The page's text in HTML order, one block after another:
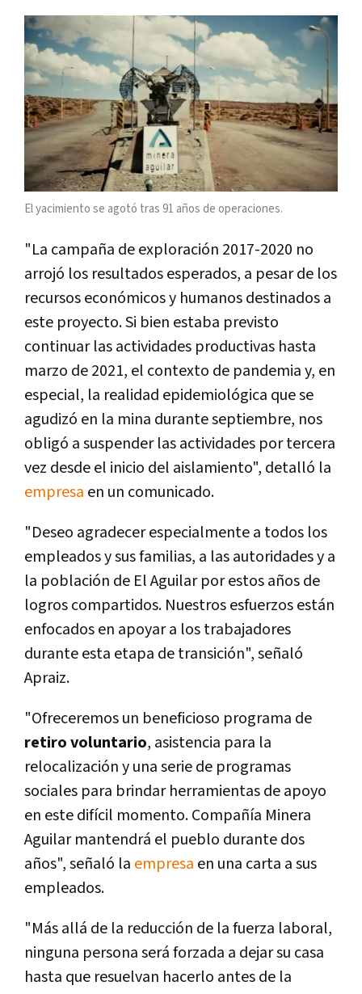
El yacimiento se agotó tras 91 años de operaciones.
"La campaña de exploración 2017-2020 no
arrojó los resultados esperados, a pesar de los
recursos económicos y humanos destinados a
este proyecto. Si bien estaba previsto
continuar las actividades productivas hasta
marzo de 2021, el contexto de pandemia y, en
especial, la realidad epidemiológica que se
agudizó en la mina durante septiembre, nos
obligó a suspender las actividades por tercera
vez desde el inicio del aislamiento", detalló la
empresa en un comunicado.
"Deseo agradecer especialmente a todos los
empleados y sus familias, a las autoridades y a
la población de El Aguilar por estos años de
logros compartidos. Nuestros esfuerzos están
enfocados en apoyar a los trabajadores
durante esta etapa de transición", señaló
Apraiz.
"Ofreceremos un beneficioso programa de
retiro voluntario, asistencia para la
relocalización y una serie de programas
sociales para brindar herramientas de apoyo
en este difícil momento. Compañía Minera
Aguilar mantendrá el pueblo durante dos
años", señaló la empresa en una carta a sus
empleados.
"Más allá de la reducción de la fuerza laboral,
ninguna persona será forzada a dejar su casa
hasta que resuelvan hacerlo antes de la